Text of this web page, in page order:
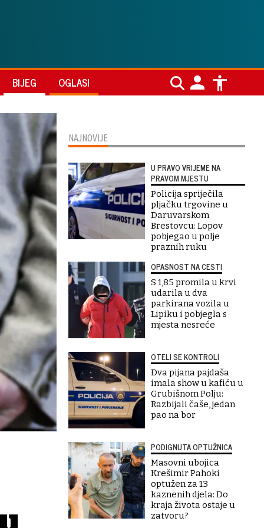
BIJEG OGLASI
NAJNOVIJE
U PRAVO VRIJEME NA
PRAVOM MJESTU
Policija spriječila
pljačku trgovine u
Daruvarskom
Brestovcu: Lopov
pobjegao u polje
praznih ruku
OPASNOST NA CESTI
S 1,85 promila u krvi
udarila u dva
parkirana vozila u
Lipiku i pobjegla s
mjesta nesreće
OTELI SE KONTROLI
Dva pijana pajdaša
imala show u kafiću u
Grubišnom Polju:
Razbijali čaše, jedan
pao na bor
PODIGNUTA OPTUŽNICA
Masovni ubojica
Krešimir Pahoki
optužen za 13
kaznenih djela: Do
kraja života ostaje u
zatvoru?